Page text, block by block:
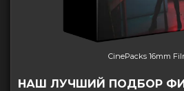
CinePacks 16mm
НАШ ЛУЧШИЙ ПОДБОР